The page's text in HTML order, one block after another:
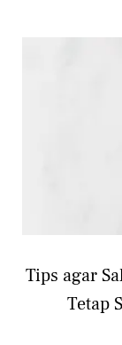
Tips agar
Tetap